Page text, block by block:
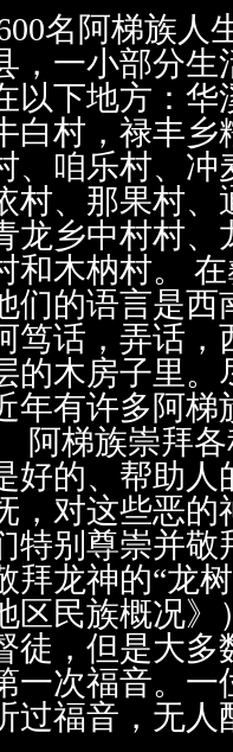
名阿梯族
，一小部分
以下地方：
白村，禄丰
、咱乐村、
村、那果村
龙乡中村村
和木枘村。
们的语言是
笃话，弄话
的木房子里
年有许多阿
阿梯族崇拜
好的、帮助
，对这些恶
特别尊崇并
拜龙神的“龙
区民族概况
徒，但是大
一次福音。一
过福音，无